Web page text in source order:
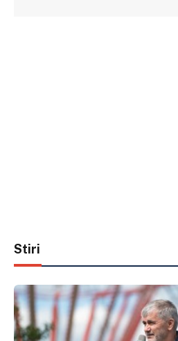
Stiri